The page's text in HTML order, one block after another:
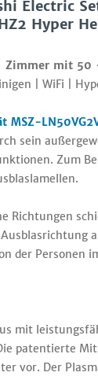
Electric
Hyper
Zimmer mit 50
| WiFi |
MSZ-
sein
Zum
Richtungen
der Personen
mit
patentierte
vor. Der